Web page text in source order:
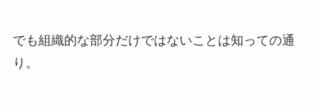
でも組織的な部分だけではないことは知っての通
り。